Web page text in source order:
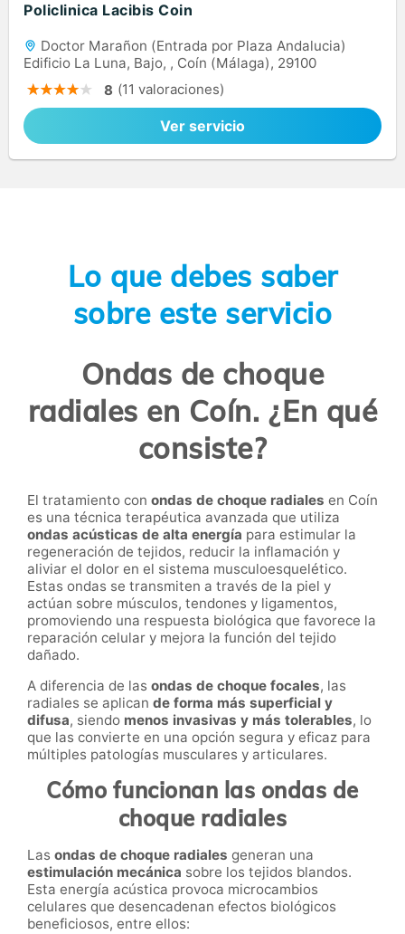
Policlinica Lacibis Coin
Doctor Marañon (Entrada por Plaza Andalucia)
Edificio La Luna, Bajo, , Coín (Málaga), 29100
8 (11 valoraciones)
Ver servicio
Lo que debes saber
sobre este servicio
Ondas de choque
radiales en Coín. ¿En qué
consiste?
El tratamiento con ondas de choque radiales en Coín
es una técnica terapéutica avanzada que utiliza
ondas acústicas de alta energía para estimular la
regeneración de tejidos, reducir la inflamación y
aliviar el dolor en el sistema musculoesquelético.
Estas ondas se transmiten a través de la piel y
actúan sobre músculos, tendones y ligamentos,
promoviendo una respuesta biológica que favorece la
reparación celular y mejora la función del tejido
dañado.
A diferencia de las ondas de choque focales, las
radiales se aplican de forma más superficial y
difusa, siendo menos invasivas y más tolerables, lo
que las convierte en una opción segura y eficaz para
múltiples patologías musculares y articulares.
Cómo funcionan las ondas de
choque radiales
Las ondas de choque radiales generan una
estimulación mecánica sobre los tejidos blandos.
Esta energía acústica provoca microcambios
celulares que desencadenan efectos biológicos
beneficiosos, entre ellos: